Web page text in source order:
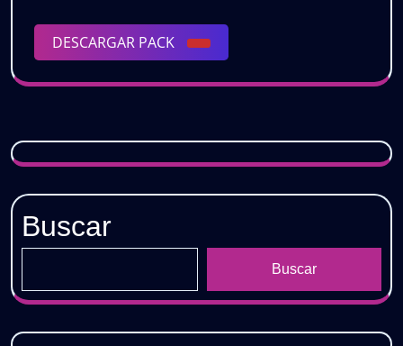
𝗩𝗢𝗟.𝟭
|
𝗚𝗥𝗔𝗧𝗜𝗦
DESCARGAR PACK
DESCARGAR
PACK
Buscar
Buscar